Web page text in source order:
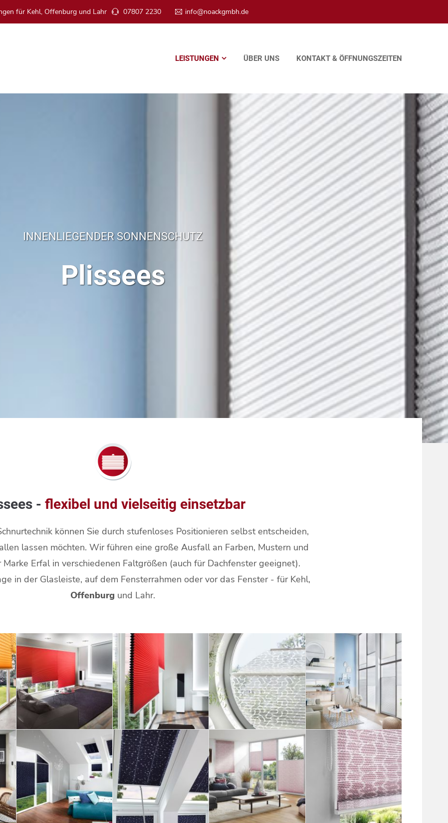
für Kehl, Offenburg und Lahr 07807 2230 info@noackgmbh.de
LEISTUNGEN ÜBER UNS KONTAKT & ÖFFNUNGSZEITEN
INNENLIEGENDER SONNENSCHUTZ
Plissees
- flexibel und vielseitig einsetzbar
können Sie durch stufenloses Positionieren selbst entscheiden,
lassen möchten. Wir führen eine große Ausfall an Farben, Mustern und
Marke Erfal in verschiedenen Faltgrößen (auch für Dachfenster geeignet).
in der Glasleiste, auf dem Fensterrahmen oder vor das Fenster - für Kehl,
Offenburg und Lahr.